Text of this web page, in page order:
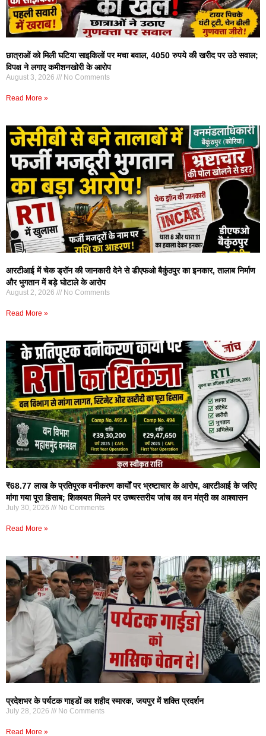
छात्राओं को मिली घटिया साइकिलों पर मचा बवाल, 4050 रुपये की खरीद पर उठे सवाल;
विपक्ष ने लगाए कमीशनखोरी के आरोप
August 3, 2026 No Comments
Read More »
आरटीआई में चेक ड्रॉन की जानकारी देने से डीएफओ बैकुंठपुर का इनकार, तालाब निर्माण
और भुगतान में बड़े घोटाले के आरोप
August 2, 2026 No Comments
Read More »
₹68.77 लाख के प्रतिपूरक वनीकरण कार्यों पर भ्रष्टाचार के आरोप, आरटीआई के जरिए
मांगा गया पूरा हिसाब; शिकायत मिलने पर उच्चस्तरीय जांच का वन मंत्री का आश्वासन
July 30, 2026 No Comments
Read More »
प्रदेशभर के पर्यटक गाइडों का शहीद स्मारक, जयपुर में शक्ति प्रदर्शन
July 28, 2026 No Comments
Read More »